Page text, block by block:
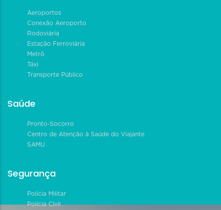
Aeroportos
Conexão Aeroporto
Rodoviária
Estação Ferroviária
Metrô
Táxi
Transporte Público
Saúde
Pronto-Socorro
Centro de Atenção à Saúde do Viajante
SAMU
Segurança
Polícia Militar
Polícia Civil